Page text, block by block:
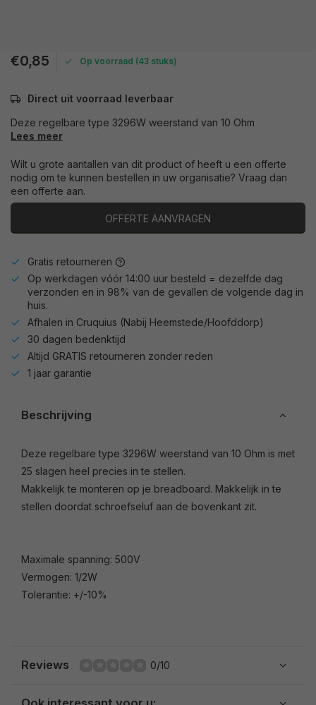
€0,85 Op voorraad (43 stuks)
Direct uit voorraad leverbaar
Deze regelbare type 3296W weerstand van 10 Ohm
Lees meer
Wilt u grote aantallen van dit product of heeft u een offerte
nodig om te kunnen bestellen in uw organisatie? Vraag dan
een offerte aan.
OFFERTE AANVRAGEN
Gratis retourneren
Op werkdagen vóór 14:00 uur besteld = dezelfde dag
verzonden en in 98% van de gevallen de volgende dag in
huis.
Afhalen in Cruquius (Nabij Heemstede/Hoofddorp)
30 dagen bedenktijd
Altijd GRATIS retourneren zonder reden
1 jaar garantie
Beschrijving
Deze regelbare type 3296W weerstand van 10 Ohm is met
25 slagen heel precies in te stellen.
Makkelijk te monteren op je breadboard. Makkelijk in te
stellen doordat schroefseluf aan de bovenkant zit.
Maximale spanning: 500V
Vermogen: 1/2W
Tolerantie: +/-10%
Reviews 0/10